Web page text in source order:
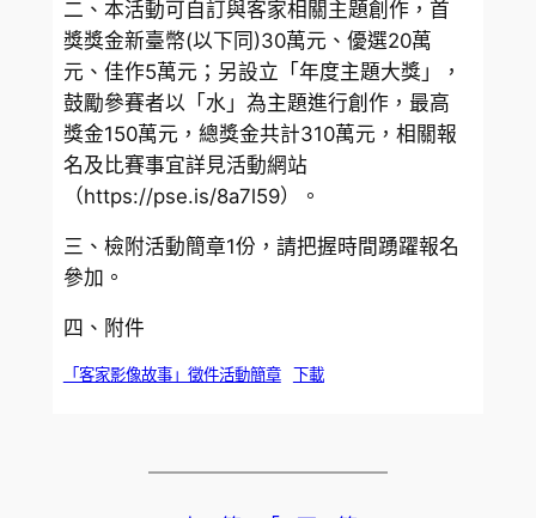
二、本活動可自訂與客家相關主題創作，首
獎獎金新臺幣(以下同)30萬元、優選20萬
元、佳作5萬元；另設立「年度主題大獎」，
鼓勵參賽者以「水」為主題進行創作，最高
獎金150萬元，總獎金共計310萬元，相關報
名及比賽事宜詳見活動網站
（https://pse.is/8a7l59）。
三、檢附活動簡章1份，請把握時間踴躍報名
參加。
四、附件
「客家影像故事」徵件活動簡章 下載